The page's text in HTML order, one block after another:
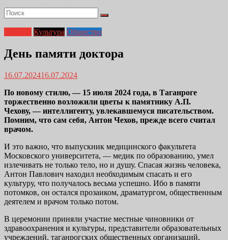
Культура Общество
День памяти доктора
16.07.202416.07.2024
По новому стилю, — 15 июля 2024 года, в Таганроге
торжественно возложили цветы к памятнику А.П.
Чехову, — интеллигенту, увлекавшемуся писательством.
Помним, что сам себя, Антон Чехов, прежде всего считал
врачом.
И это важно, что выпускник медицинского факультета
Московского университета, — медик по образованию, умел
излечивать не только тело, но и душу. Спасая жизнь человека,
Антон Павлович находил необходимым спасать и его
культуру, что получалось весьма успешно. Ибо в памяти
потомков, он остался прозаиком, драматургом, общественным
деятелем и врачом только потом.
В церемонии приняли участие местные чиновники от
здравоохранения и культуры, представители образовательных
учреждений, таганрогских общественных организаций,